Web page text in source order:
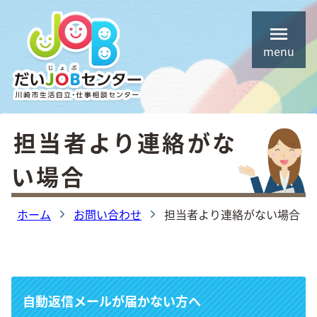
ホーム
相談手順
ご相談メニュー
住居確保給付金について （旧住宅支援給付）
生活保護制度について
しごと応援事業について (PDFリンク)
よくある質問
お問い合わせ
オンライン相談
menu
担当者より連絡がな
い場合
ホーム お問い合わせ 担当者より連絡がない場合
自動返信メールが届かない方へ